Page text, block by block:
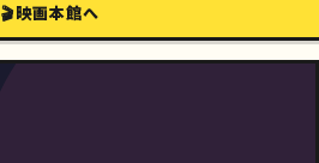
🎬映画本館へ